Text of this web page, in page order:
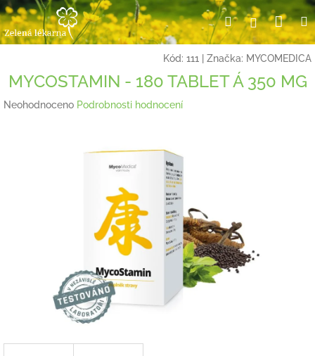
Přejít
na
obsah
HledatPřihlášení
Kód: 111 Značka: MYCOMEDICA
MYCOSTAMIN - 180 TABLET Á 350 MG
Průměrné
Neohodnoceno Podrobnosti hodnocení